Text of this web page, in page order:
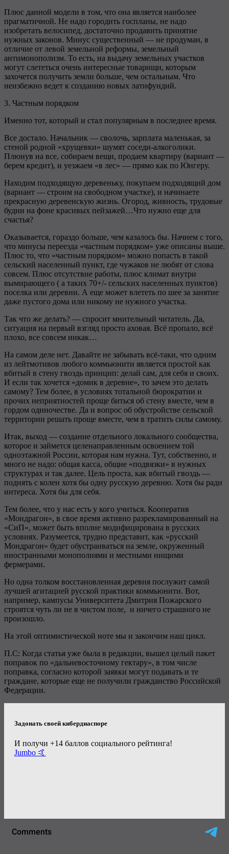
Плюс данной модели в том, что она является наиболее
прагматичной. Не надо городить госпланы, не надо
изобретать велосипед, достаточно продавить принятие
нужных законов. Минус существенный — не продуман, в
отличие от левой земельной реформы, земельный
антимонополизм. То есть, на выдачу земельных участков
могут слететься очень интересные товарищи, которым
захочется получить земли больше, чем остальным. Что
неизбежно ведет к созданию новых латифундий.
3. Частным порядком
Именно тот, который и стал популярным в последнее время.
Все достало. Начальник — сволочь, зарплата маленькая, за
стеной родной «хрущевки» шумят соседи-алкоголики.
Плюнув на все, собираем вещи, продаем квартиру (вариант —
берем кредит), и уезжаем «в лес» — прямо как по Юнгеру.
Находим подходящую деревеньку, покупаем подходящий дом
(вариант — строим на свободном участке), и начинаете
прекрасную деревенскую жизнь. Огород, живность, трудовые
будни на фоне красивых пейзажей…Что нужно еще для
счастья?
Оказывается, гораздо больше, чем казалось бы. Начнем с того,
что минусы переезда «частным порядком» уже описаны выше.
Плюс то, что «частным порядком» можно попасть в такой
сельский населенный пункт, где чужаков не любят от слова
совсем. Плюс отсутствие работы, плюс климат внутри
вымирающего ( а таких 70+/- сельских населенных пунктов)
поселка или деревни. А еще может влететь по шее за занятие
даже пустого дома или никому не нужного участка.
Так что же делать? — спросит мнительный читатель. Да,
ситуация на первый взгляд просто аховая. Всё пропало, всё
плохо, все совсем никак…
На самом деле нет. Давайте не забывать всё-таки, что одним
из лейтмотивов любого коммьюнити является простой как
вбитый в стену гвоздь принцип: делай сам, для себя и своих.
И если так хочется «домик в деревне», то зачем это делать
самому? Тем более, в условиях тотальной бюрократии и
прочих неприятностей проще биться об стену вместе, чем в
гордом одиночестве. Да и вопрос об обустройстве сельской
территории решать проще вместе, чем в тратить силы самому.
Итак, выход — создание отдельного локального сообщества,
которое и займется целенаправленным освоением той
одноэтажной России, которая нам нужна. Тут, собственно, и
много не надо: общая касса, общие «подвязки» в нужных
структурах и так далее. Цель проста, как вбитый гвоздь —
поднять с колен хотя бы одну русскую деревню. Хотя бы ради
интереса. Хотя бы для себя.
Тем более, что у нас есть у кого учиться. Кооператив
«Мондрагон», в свое время активно разрекламированный на
«СиП», может быть вполне модифицирована в русских
условиях. Разумеется, трудно представит, как «русский
Мондрагон» будет обустраиваться на земле, окруженный
иностранными монополиями и местными нищими
фермерами.
Но одна толком восстановленная деревня послужит самой
лучшей агитацией русской практики коммьюнити. Вот,
например, кампусы Университета Дмитрия Пожарского
строятся чуть ли не в чистом поле, и ничего страшного не
произошло.
На этой оптимистической ноте мы и закончим наш цикл.
П.С: Когда статья уже была в редакции, вышел целый пакет
поправок по «дальневосточному гектару», в том числе
поправка, согласно которой заявки могут подавать и те
граждане, которые еще не получили гражданство Российской
Федерации.
Задонать своей кибердиаспоре
И получи +14 баллов социального рейтинга!
Jumbo 🤙